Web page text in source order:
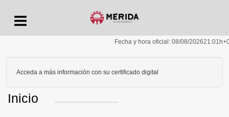
Fecha y hora oficial: 08/08/202621:01h
Acceda a más información con su certificado digital
Inicio